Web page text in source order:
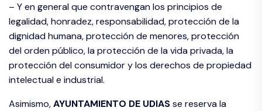
– Y en general que contravengan los principios de
legalidad, honradez, responsabilidad, protección de la
dignidad humana, protección de menores, protección
del orden público, la protección de la vida privada, la
protección del consumidor y los derechos de propiedad
intelectual e industrial.
Asimismo,AYUNTAMIENTO DE UDIASse reserva la